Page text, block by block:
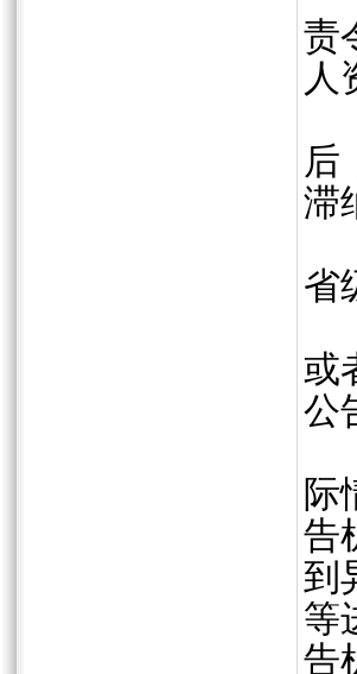
责
人
(
后
滞
省
或
公
际
告
到
等
告